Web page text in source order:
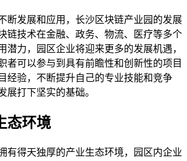
断发展和应用，长沙区块链产业园的发展
链技术在金融、政务、物流、医疗等多个
潜力，园区企业将迎来更多的发展机遇，
者可以参与到具有前瞻性和创新性的项目
经验，不断提升自己的专业技能和竞争
展打下坚实的基础。
态环境
有得天独厚的产业生态环境，园区内企业